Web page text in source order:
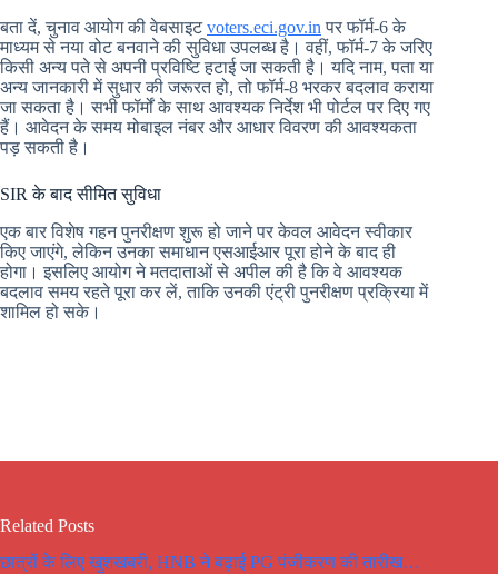
बता दें, चुनाव आयोग की वेबसाइटvoters.eci.gov.in पर फॉर्म-6 के
माध्यम से नया वोट बनवाने की सुविधा उपलब्ध है। वहीं, फॉर्म-7 के जरिए
किसी अन्य पते से अपनी प्रविष्टि हटाई जा सकती है। यदि नाम, पता या
अन्य जानकारी में सुधार की जरूरत हो, तो फॉर्म-8 भरकर बदलाव कराया
जा सकता है। सभी फॉर्मों के साथ आवश्यक निर्देश भी पोर्टल पर दिए गए
हैं। आवेदन के समय मोबाइल नंबर और आधार विवरण की आवश्यकता
पड़ सकती है।
SIR के बाद सीमित सुविधा
एक बार विशेष गहन पुनरीक्षण शुरू हो जाने पर केवल आवेदन स्वीकार
किए जाएंगे, लेकिन उनका समाधान एसआईआर पूरा होने के बाद ही
होगा। इसलिए आयोग ने मतदाताओं से अपील की है कि वे आवश्यक
बदलाव समय रहते पूरा कर लें, ताकि उनकी एंट्री पुनरीक्षण प्रक्रिया में
शामिल हो सके।
Related Posts
छात्रों के लिए खुशखबरी, HNB ने बढ़ाई PG पंजीकरण की तारीख…